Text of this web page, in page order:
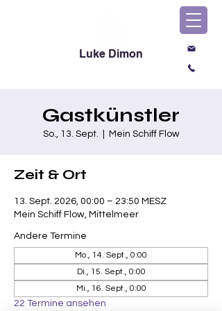
Luke Dimon
Gastkünstler
So., 13. Sept. Mein Schiff Flow
Zeit & Ort
13. Sept. 2026, 00:00 – 23:50 MESZ
Mein Schiff Flow, Mittelmeer
Andere Termine
Mo., 14. Sept., 0:00
Di., 15. Sept., 0:00
Mi., 16. Sept., 0:00
22 Termine ansehen